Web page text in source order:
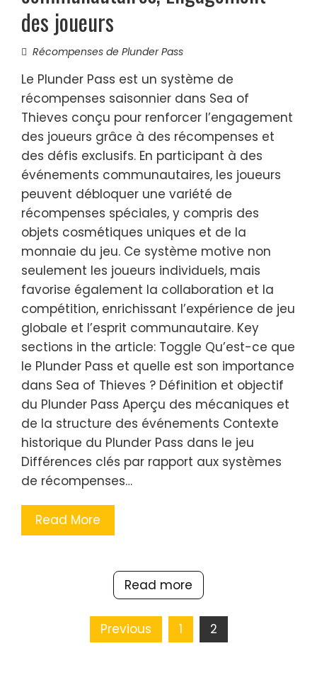
des joueurs
Récompenses de Plunder Pass
Le Plunder Pass est un système de
récompenses saisonnier dans Sea of
Thieves conçu pour renforcer l’engagement
des joueurs grâce à des récompenses et
des défis exclusifs. En participant à des
événements communautaires, les joueurs
peuvent débloquer une variété de
récompenses spéciales, y compris des
objets cosmétiques uniques et de la
monnaie du jeu. Ce système motive non
seulement les joueurs individuels, mais
favorise également la collaboration et la
compétition, enrichissant l’expérience de jeu
globale et l’esprit communautaire. Key
sections in the article: Toggle Qu’est-ce que
le Plunder Pass et quelle est son importance
dans Sea of Thieves ? Définition et objectif
du Plunder Pass Aperçu des mécaniques et
de la structure des événements Contexte
historique du Plunder Pass dans le jeu
Différences clés par rapport aux systèmes
de récompenses…
Read More
Read more
Previous 1 2